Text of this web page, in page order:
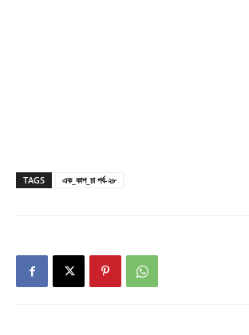
TAGS এক_কাপ_চা পর্ব-২৮